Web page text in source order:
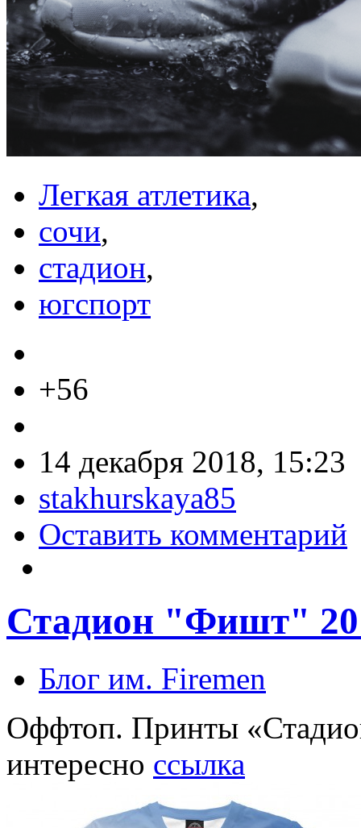
Легкая атлетика,
сочи,
стадион,
югспорт
+56
14 декабря 2018, 15:23
stakhurskaya85
Оставить комментарий
Стадион "Фишт"
Блог им. Firemen
Оффтоп. Принты
интересно ссылка